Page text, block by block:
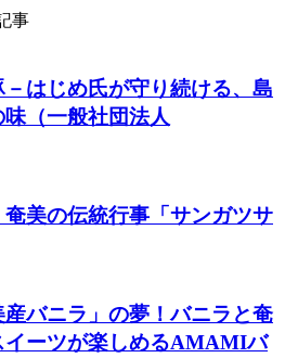
事
はじめ氏が守り続ける、島
（一般社団法人
美の伝統行事「サンガツサ
バニラ」の夢！バニラと奄
イーツが楽しめるAMAMIバ